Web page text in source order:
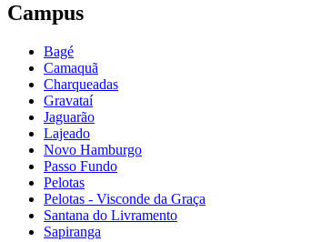
Campus
Bagé
Camaquã
Charqueadas
Gravataí
Jaguarão
Lajeado
Novo Hamburgo
Passo Fundo
Pelotas
Pelotas - Visconde da Graça
Santana do Livramento
Sapiranga